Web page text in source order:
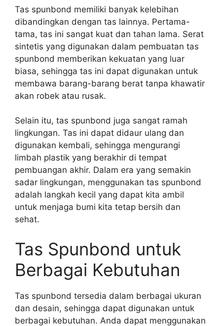
Tas spunbond memiliki banyak kelebihan
dibandingkan dengan tas lainnya. Pertama-
tama, tas ini sangat kuat dan tahan lama. Serat
sintetis yang digunakan dalam pembuatan tas
spunbond memberikan kekuatan yang luar
biasa, sehingga tas ini dapat digunakan untuk
membawa barang-barang berat tanpa khawatir
akan robek atau rusak.
Selain itu, tas spunbond juga sangat ramah
lingkungan. Tas ini dapat didaur ulang dan
digunakan kembali, sehingga mengurangi
limbah plastik yang berakhir di tempat
pembuangan akhir. Dalam era yang semakin
sadar lingkungan, menggunakan tas spunbond
adalah langkah kecil yang dapat kita ambil
untuk menjaga bumi kita tetap bersih dan
sehat.
Tas Spunbond untuk
Berbagai Kebutuhan
Tas spunbond tersedia dalam berbagai ukuran
dan desain, sehingga dapat digunakan untuk
berbagai kebutuhan. Anda dapat menggunakan